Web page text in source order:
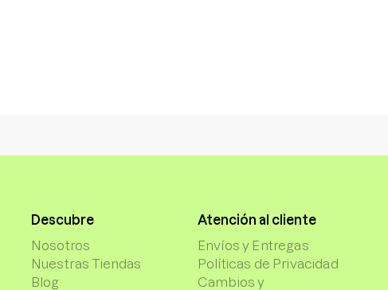
Descubre
Nosotros
Nuestras Tiendas
Blog
Atención al cliente
Envíos y Entregas
Políticas de Privacidad
Cambios y